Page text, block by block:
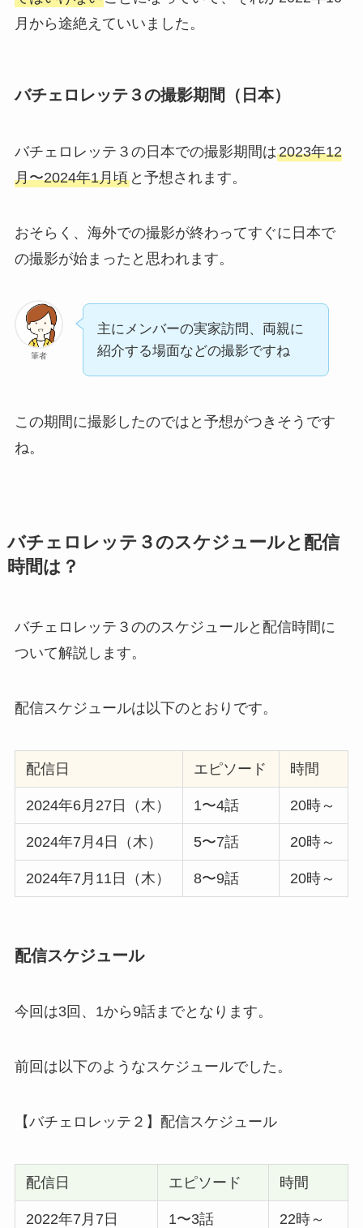
月から途絶えていいました。
バチェロレッテ３の撮影期間（日本）
バチェロレッテ３の日本での撮影期間は2023年12
月〜2024年1月頃と予想されます。
おそらく、海外での撮影が終わってすぐに日本で
の撮影が始まったと思われます。
筆者
主にメンバーの実家訪問、両親に
紹介する場面などの撮影ですね
この期間に撮影したのではと予想がつきそうです
ね。
バチェロレッテ３のスケジュールと配信
時間は？
バチェロレッテ３ののスケジュールと配信時間に
ついて解説します。
配信スケジュールは以下のとおりです。
配信日 エピソード 時間
2024年6月27日（木） 1〜4話 20時～
2024年7月4日（木） 5〜7話 20時～
2024年7月11日（木） 8〜9話 20時～
配信スケジュール
今回は3回、1から9話までとなります。
前回は以下のようなスケジュールでした。
【バチェロレッテ２】配信スケジュール
配信日 エピソード 時間
2022年7月7日 1〜3話 22時～